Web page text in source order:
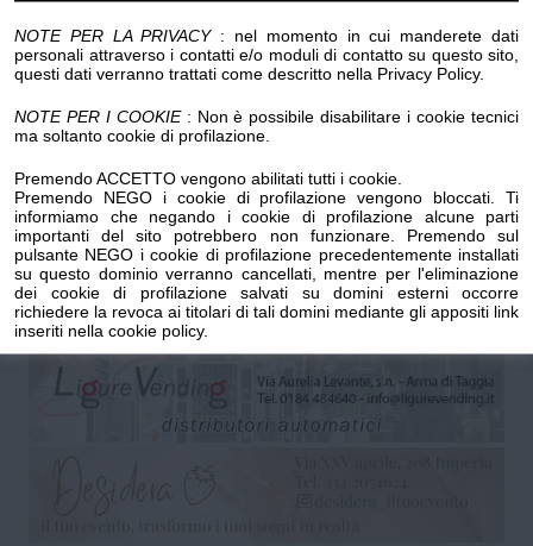
NOTE PER LA PRIVACY: nel momento in cui manderete dati
personali attraverso i contatti e/o moduli di contatto su questo sito,
questi dati verranno trattati come descritto nella Privacy Policy.
NOTE PER I COOKIE: Non è possibile disabilitare i cookie tecnici
ma soltanto cookie di profilazione.
Premendo ACCETTO vengono abilitati tutti i cookie.
Premendo NEGO i cookie di profilazione vengono bloccati. Ti
informiamo che negando i cookie di profilazione alcune parti
importanti del sito potrebbero non funzionare. Premendo sul
pulsante NEGO i cookie di profilazione precedentemente installati
su questo dominio verranno cancellati, mentre per l'eliminazione
dei cookie di profilazione salvati su domini esterni occorre
richiedere la revoca ai titolari di tali domini mediante gli appositi link
inseriti nella cookie policy.
Luogo dell'evento su Google Maps
Condividi:
Spettacolo teatrale "COLPI DI TIMONE" a cura della
compagnia "Tutti Esauriti" di Pornassio.